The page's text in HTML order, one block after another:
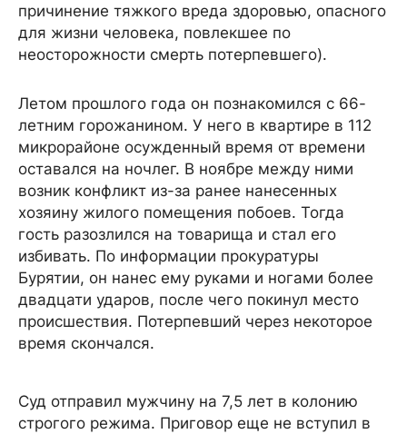
причинение тяжкого вреда здоровью, опасного
для жизни человека, повлекшее по
неосторожности смерть потерпевшего).
Летом прошлого года он познакомился с 66-
летним горожанином. У него в квартире в 112
микрорайоне осужденный время от времени
оставался на ночлег. В ноябре между ними
возник конфликт из-за ранее нанесенных
хозяину жилого помещения побоев. Тогда
гость разозлился на товарища и стал его
избивать. По информации прокуратуры
Бурятии, он нанес ему руками и ногами более
двадцати ударов, после чего покинул место
происшествия. Потерпевший через некоторое
время скончался.
Суд отправил мужчину на 7,5 лет в колонию
строгого режима. Приговор еще не вступил в